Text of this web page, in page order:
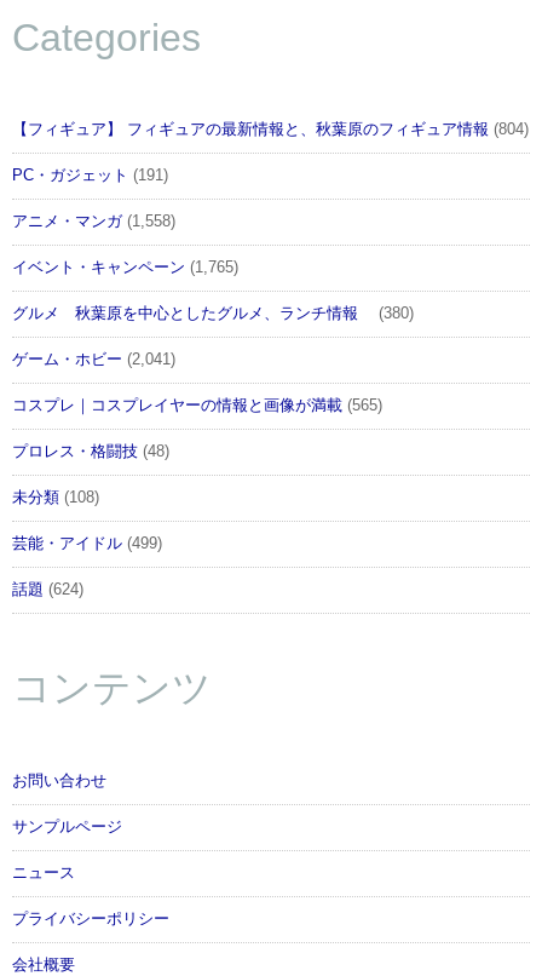
Categories
【フィギュア】 フィギュアの最新情報と、秋葉原のフィギュア情報 (804)
PC・ガジェット (191)
アニメ・マンガ(1,558)
イベント・キャンペーン (1,765)
グルメ 秋葉原を中心としたグルメ、ランチ情報 (380)
ゲーム・ホビー (2,041)
コスプレ｜コスプレイヤーの情報と画像が満載 (565)
プロレス・格闘技 (48)
未分類 (108)
芸能・アイドル (499)
話題 (624)
コンテンツ
お問い合わせ
サンプルページ
ニュース
プライバシーポリシー
会社概要